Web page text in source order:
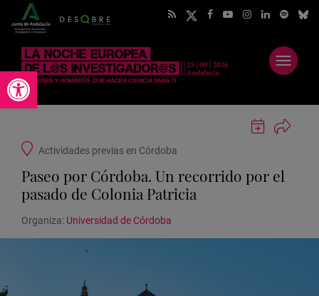
Abrir barra de herramientas
Abrir
menú
Guardar
actividad
Calendar
Ubicación
la
actividad
Actividades previas en Córdoba
Paseo por Córdoba. Un recorrido por el
pasado de Colonia Patricia
Organiza: Universidad de Córdoba